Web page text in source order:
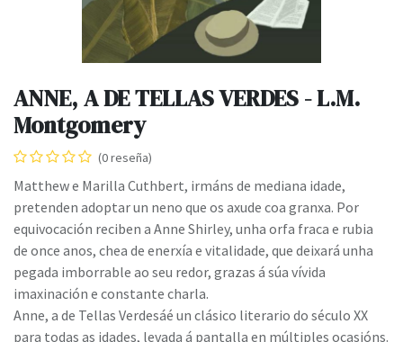
ANNE, A DE TELLAS VERDES - L.M.
Montgomery
(0 reseña)
Matthew e Marilla Cuthbert, irmáns de mediana idade,
pretenden adoptar un neno que os axude coa granxa. Por
equivocación reciben a Anne Shirley, unha orfa fraca e rubia
de once anos, chea de enerxía e vitalidade, que deixará unha
pegada imborrable ao seu redor, grazas á súa vívida
imaxinación e constante charla.
Anne, a de Tellas Verdesáé un clásico literario do século XX
para todas as idades, levada á pantalla en múltiples ocasións.